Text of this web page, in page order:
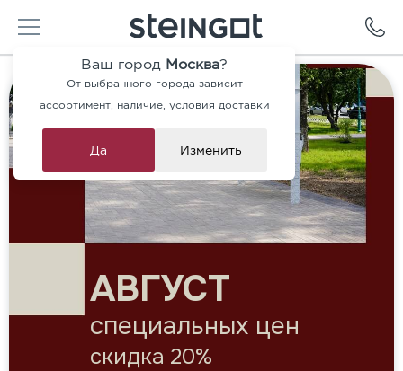
Ваш город Москва?
От выбранного города зависит
ассортимент, наличие, условия доставки
Да Изменить
АВГУСТ
специальных цен
скидка 20%